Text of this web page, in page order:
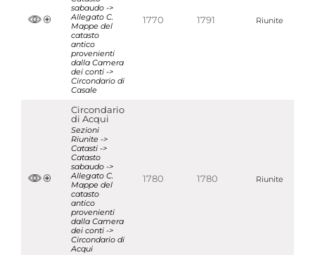
sabaudo ->
Allegato C.
Mappe del
catasto
antico
provenienti
dalla Camera
dei conti ->
Circondario di
Casale
1770 1791 Riunite
Circondario
di Acqui
Sezioni
Riunite ->
Catasti ->
Catasto
sabaudo ->
Allegato C.
Mappe del
catasto
antico
provenienti
dalla Camera
dei conti ->
Circondario di
Acqui
1780 1780 Riunite